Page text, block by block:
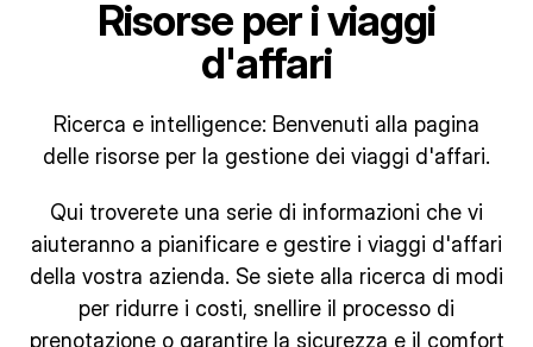
Risorse per i viaggi
d'affari
Ricerca e intelligence: Benvenuti alla pagina
delle risorse per la gestione dei viaggi d'affari.
Qui troverete una serie di informazioni che vi
aiuteranno a pianificare e gestire i viaggi d'affari
della vostra azienda. Se siete alla ricerca di modi
per ridurre i costi, snellire il processo di
prenotazione o garantire la sicurezza e il comfort